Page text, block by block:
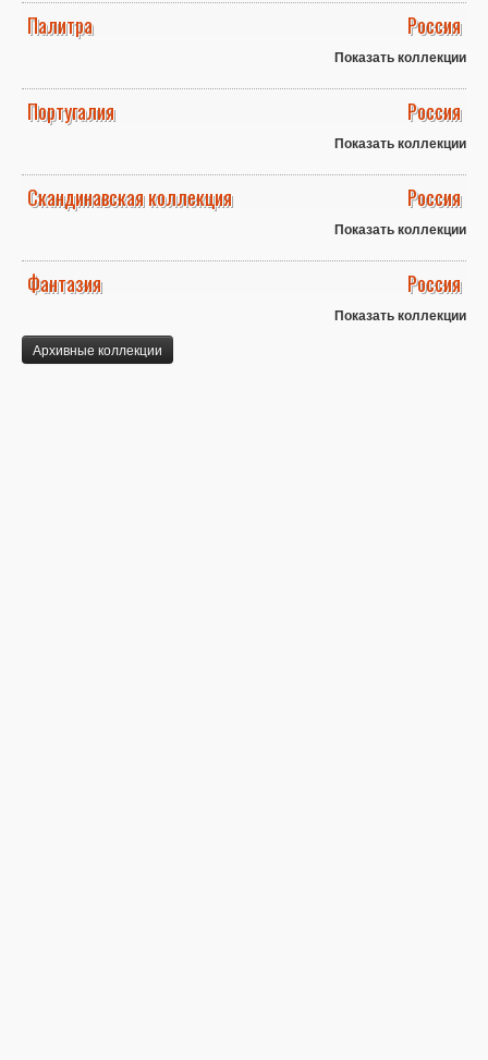
Палитра Россия
Показать коллекции
Португалия Россия
Показать коллекции
Скандинавская коллекция Россия
Показать коллекции
Фантазия Россия
Показать коллекции
Архивные коллекции